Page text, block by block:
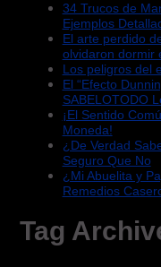
34 Trucos de
Ejemplos
El arte perdido
olvidaron dormir
Los peligros del
El “Efecto
SABELOTODO
¡El Sentido
Moneda!
¿De Verdad
Seguro Que No
¿Mi Abuelita y
Remedios
Tag